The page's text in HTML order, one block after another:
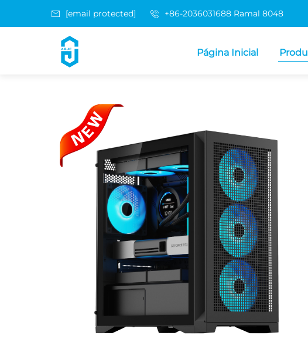
[email protected] +86-2036031688 Ramal 8048
Página Inicial